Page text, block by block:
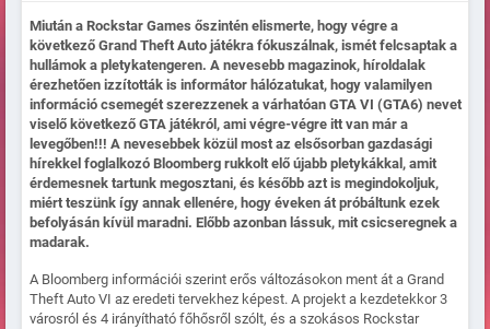
Miután a Rockstar Games őszintén elismerte, hogy végre a
következő Grand Theft Auto játékra fókuszálnak, ismét felcsaptak a
hullámok a pletykatengeren. A nevesebb magazinok, híroldalak
érezhetően izzították is informátor hálózatukat, hogy valamilyen
információ csemegét szerezzenek a várhatóan GTA VI (GTA6) nevet
viselő következő GTA játékról, ami végre-végre itt van már a
levegőben!!! A nevesebbek közül most az elsősorban gazdasági
hírekkel foglalkozó Bloomberg rukkolt elő újabb pletykákkal, amit
érdemesnek tartunk megosztani, és később azt is megindokoljuk,
miért teszünk így annak ellenére, hogy éveken át próbáltunk ezek
befolyásán kívül maradni. Előbb azonban lássuk, mit csicseregnek a
madarak.
A Bloomberg információi szerint erős változásokon ment át a Grand
Theft Auto VI az eredeti tervekhez képest. A projekt a kezdetekkor 3
városról és 4 irányítható főhősről szólt, és a szokásos Rockstar